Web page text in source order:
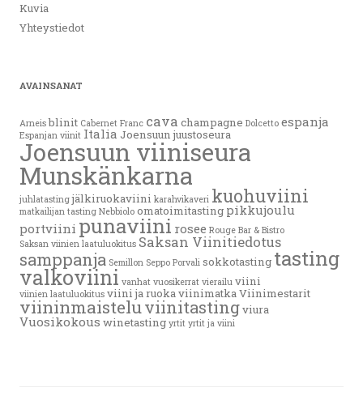
Kuvia
Yhteystiedot
AVAINSANAT
Arneis blinit Cabernet Franc cava champagne Dolcetto espanja
Espanjan viinit Italia Joensuun juustoseura
Joensuun viiniseura
Munskänkarna
juhlatasting jälkiruokaviini karahvikaveri kuohuviini
matkailijan tasting Nebbiolo omatoimitasting pikkujoulu
portviini punaviini rosee Rouge Bar & Bistro
Saksan viinien laatuluokitus Saksan Viinitiedotus
samppanja Semillon Seppo Porvali sokkotasting tasting
valkoviini vanhat vuosikerrat vierailu viini
viinien laatuluokitus viini ja ruokaviinimatkaViinimestarit
viininmaisteluviinitastingviura
Vuosikokous winetasting yrtit yrtit ja viini